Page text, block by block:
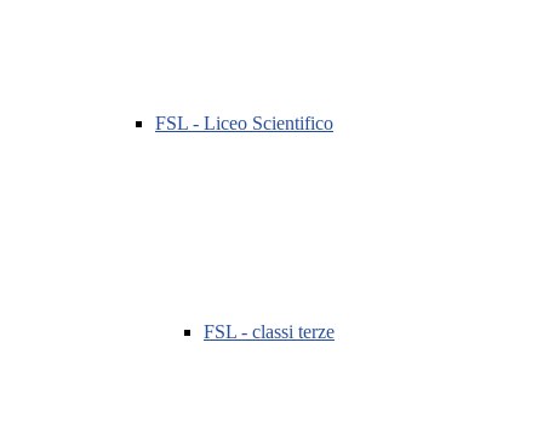
FSL - Liceo Scientifico
FSL - classi terze